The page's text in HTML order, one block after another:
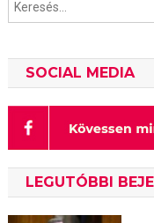
SOCIAL MEDIA
LEGUTÓBBI